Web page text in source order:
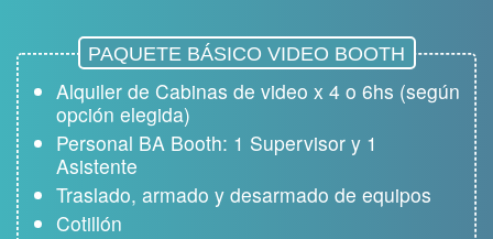
PAQUETE BÁSICO VIDEO BOOTH
Alquiler de Cabinas de video x 4 o 6hs (según
opción elegida)
Personal BA Booth: 1 Supervisor y 1
Asistente
Traslado, armado y desarmado de equipos
Cotillón